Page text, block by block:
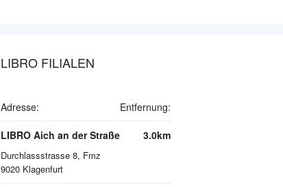
LIBRO FILIALEN
Adresse: Entfernung:
LIBRO Aich an der Straße
Durchlassstrasse 8, Fmz
9020 Klagenfurt
3.0km